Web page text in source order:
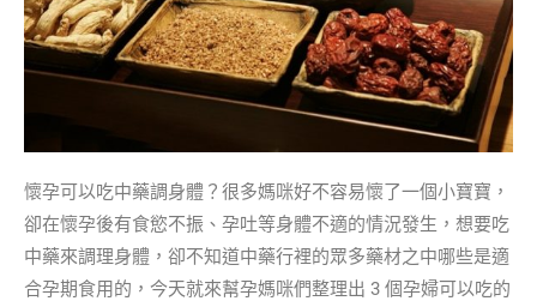
懷孕可以吃中藥調身體？很多媽咪好不容易懷了一個小寶寶，
卻在懷孕後有食慾不振、孕吐等身體不適的情況發生，想要吃
中藥來調理身體，卻不知道中藥行裡的眾多藥材之中哪些是適
合孕期食用的，今天就來幫孕媽咪們整理出 3 個孕婦可以吃的